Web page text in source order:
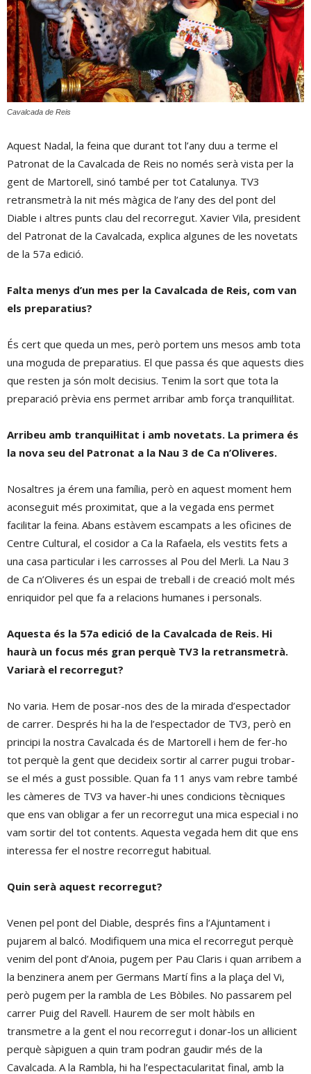
Cavalcada de Reis
Aquest Nadal, la feina que durant tot l’any duu a terme el
Patronat de la Cavalcada de Reis no només serà vista per la
gent de Martorell, sinó també per tot Catalunya. TV3
retransmetrà la nit més màgica de l’any des del pont del
Diable i altres punts clau del recorregut. Xavier Vila, president
del Patronat de la Cavalcada, explica algunes de les novetats
de la 57a edició.
Falta menys d’un mes per la Cavalcada de Reis, com van
els preparatius?
És cert que queda un mes, però portem uns mesos amb tota
una moguda de preparatius. El que passa és que aquests dies
que resten ja són molt decisius. Tenim la sort que tota la
preparació prèvia ens permet arribar amb força tranquil·litat.
Arribeu amb tranquil·litat i amb novetats. La primera és
la nova seu del Patronat a la Nau 3 de Ca n’Oliveres.
Nosaltres ja érem una família, però en aquest moment hem
aconseguit més proximitat, que a la vegada ens permet
facilitar la feina. Abans estàvem escampats a les oficines de
Centre Cultural, el cosidor a Ca la Rafaela, els vestits fets a
una casa particular i les carrosses al Pou del Merli. La Nau 3
de Ca n’Oliveres és un espai de treball i de creació molt més
enriquidor pel que fa a relacions humanes i personals.
Aquesta és la 57a edició de la Cavalcada de Reis. Hi
haurà un focus més gran perquè TV3 la retransmetrà.
Variarà el recorregut?
No varia. Hem de posar-nos des de la mirada d’espectador
de carrer. Després hi ha la de l’espectador de TV3, però en
principi la nostra Cavalcada és de Martorell i hem de fer-ho
tot perquè la gent que decideix sortir al carrer pugui trobar-
se el més a gust possible. Quan fa 11 anys vam rebre també
les càmeres de TV3 va haver-hi unes condicions tècniques
que ens van obligar a fer un recorregut una mica especial i no
vam sortir del tot contents. Aquesta vegada hem dit que ens
interessa fer el nostre recorregut habitual.
Quin serà aquest recorregut?
Venen pel pont del Diable, després fins a l’Ajuntament i
pujarem al balcó. Modifiquem una mica el recorregut perquè
venim del pont d’Anoia, pugem per Pau Claris i quan arribem a
la benzinera anem per Germans Martí fins a la plaça del Vi,
però pugem per la rambla de Les Bòbiles. No passarem pel
carrer Puig del Ravell. Haurem de ser molt hàbils en
transmetre a la gent el nou recorregut i donar-los un al·licient
perquè sàpiguen a quin tram podran gaudir més de la
Cavalcada. A la Rambla, hi ha l’espectacularitat final, amb la